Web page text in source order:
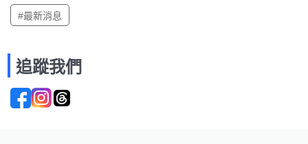
#最新消息
追蹤我們